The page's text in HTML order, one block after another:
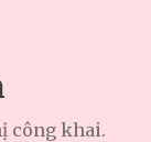
công khai.